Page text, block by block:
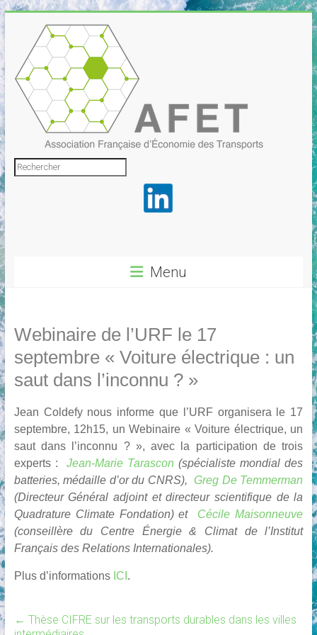
Skip
to
content
Association
Transports
Menu
Webinaire de l’URF le 17
septembre « Voiture électrique : un
saut dans l’inconnu ? »
Jean Coldefy nous informe que l’URF organisera le 17
septembre, 12h15, un Webinaire « Voiture électrique, un
saut dans l’inconnu ? », avec la participation de trois
experts :
Jean-Marie Tarascon (spécialiste mondial des
batteries, médaille d’or du CNRS), Greg De Temmerman
(Directeur Général adjoint et directeur scientifique de la
Quadrature Climate Fondation) et
Cécile Maisonneuve
(conseillère du Centre Énergie & Climat de l’Institut
Français des Relations Internationales).
Plus d’informations ICI .
← Thèse CIFRE sur les transports durables dans les villes